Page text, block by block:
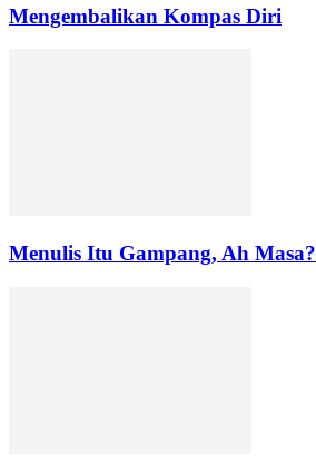
Mengembalikan Kompas Diri
Menulis Itu Gampang, Ah Masa?